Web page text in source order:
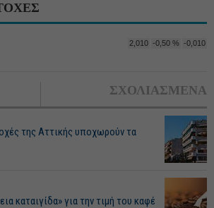
2,010 -0,50 % -0,010
ΣΧΟΛΙΑΣΜΕΝΑ
της Αττικής υποχωρούν τα
καταιγίδα» για την τιμή του καφέ